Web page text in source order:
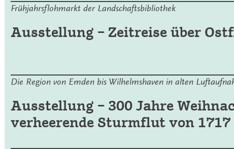
Frühjahrsflohmarkt der Landschaftsbibliothek
Ausstellung – Zeitreise über
Die Region von Emden bis Wilhelmshaven in alten
Ausstellung – 300 Jahre
verheerende Sturmflut von 1717